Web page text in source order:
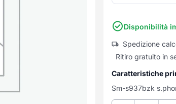
Disponibilità
Spedizione
Ritiro gratuito in
Caratteristiche
Sm-s937bzk